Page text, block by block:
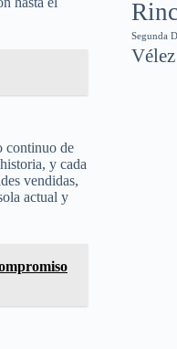
continuo de
y cada
vendidas,
actual y
Segunda
Vélez